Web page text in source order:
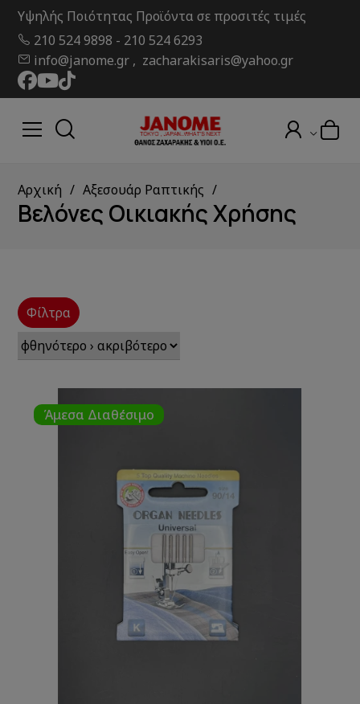
Υψηλής Ποιότητας Προϊόντα σε προσιτές τιμές
210 524 9898 - 210 524 6293
info@janome.gr , zacharakisaris@yahoo.gr
Αρχική Αξεσουάρ Ραπτικής
Βελόνες Οικιακής Χρήσης
Φίλτρα
Άμεσα Διαθέσιμο